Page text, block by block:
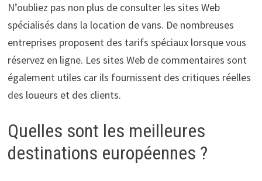
N’oubliez pas non plus de consulter les sites Web
spécialisés dans la location de vans. De nombreuses
entreprises proposent des tarifs spéciaux lorsque vous
réservez en ligne. Les sites Web de commentaires sont
également utiles car ils fournissent des critiques réelles
des loueurs et des clients.
Quelles sont les meilleures
destinations européennes ?